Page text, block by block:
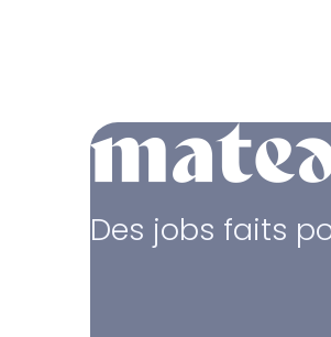
Des jobs faits